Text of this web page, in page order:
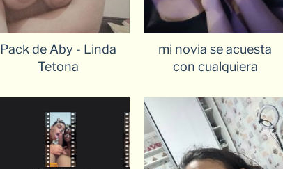
Pack de Aby - Linda
Tetona
mi novia se acuesta
con cualquiera